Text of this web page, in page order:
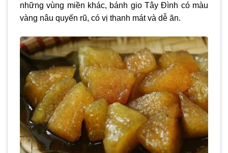
những vùng miền khác, bánh gio Tây Đình có màu
vàng nâu quyến rũ, có vị thanh mát và dễ ăn.